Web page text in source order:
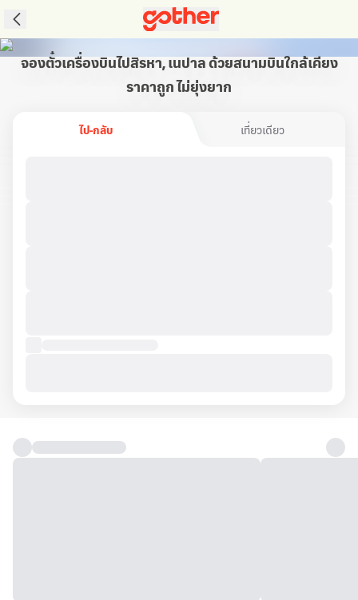
จองตั๋วเครื่องบินไปสิรหา, เนปาล ด้วยสนามบินใกล้เคียง
ราคาถูก ไม่ยุ่งยาก
ไป-กลับ เที่ยวเดียว